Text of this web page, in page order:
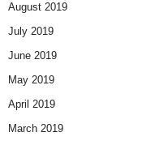
August 2019
July 2019
June 2019
May 2019
April 2019
March 2019